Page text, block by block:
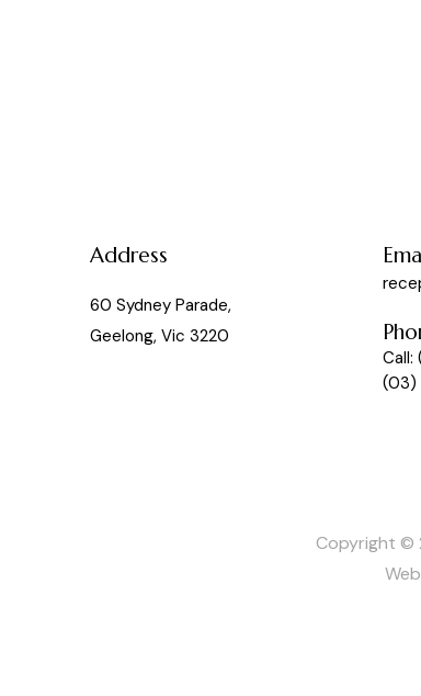
Address
60 Sydney Parade,
Geelong, Vic 3220
Call:
(03)
Copyright ©